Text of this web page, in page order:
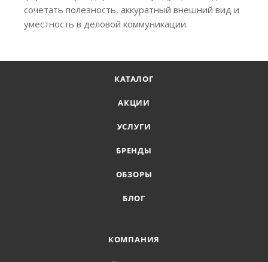
сочетать полезность, аккуратный внешний вид и
уместность в деловой коммуникации.
КАТАЛОГ
АКЦИИ
УСЛУГИ
БРЕНДЫ
ОБЗОРЫ
БЛОГ
КОМПАНИЯ